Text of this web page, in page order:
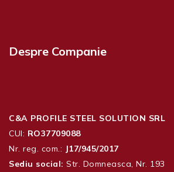
Despre Companie
C&A PROFILE STEEL SOLUTION SRL
CUI: RO37709088
Nr. reg. com.: J17/945/2017
Sediu social: Str. Domneasca, Nr. 193